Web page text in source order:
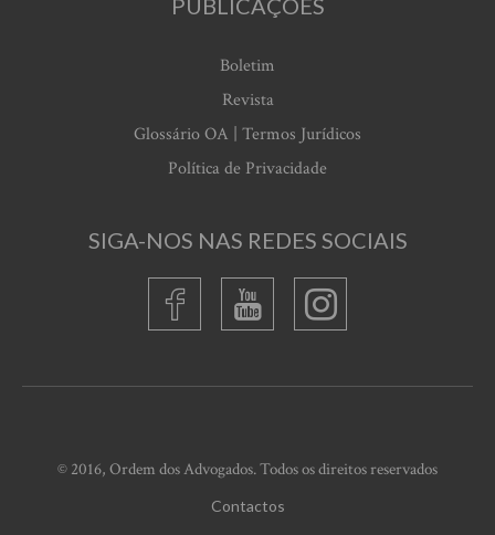
PUBLICAÇÕES
Boletim
Revista
Glossário OA | Termos Jurídicos
Política de Privacidade
SIGA-NOS NAS REDES SOCIAIS
© 2016, Ordem dos Advogados. Todos os direitos reservados
Contactos